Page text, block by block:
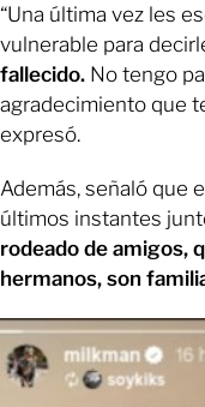
“Una última vez les
vulnerable para
fallecido. No tengo
agradecimiento que
expresó.
Además, señaló que
últimos instantes
rodeado de amigos,
hermanos, son